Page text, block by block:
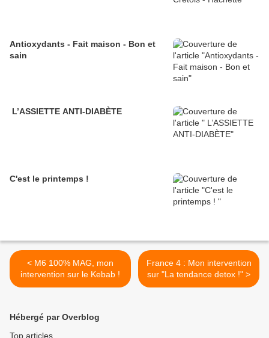
Antioxydants - Fait maison - Bon et
sain
L’ASSIETTE ANTI-DIABÈTE
C'est le printemps !
< M6 100% MAG, mon
intervention sur le Kebab !
France 4 : Mon intervention
sur "La tendance detox !" >
Hébergé par Overblog
Top articles